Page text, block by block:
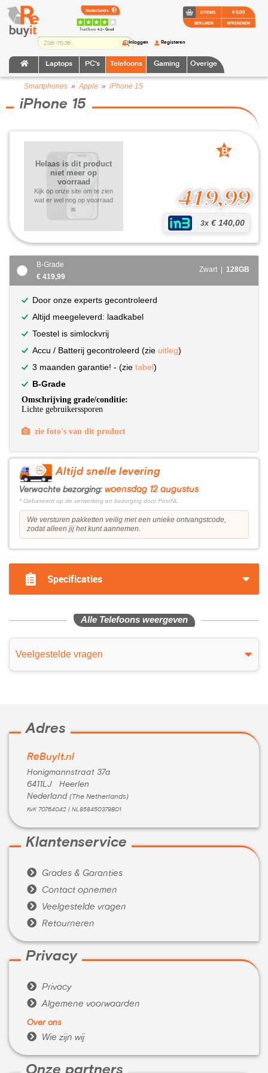
TrustScore:4.2 • Goed
Laptops PC's Telefoons Gaming Overige
Inloggen Registeren
0 ITEMS
BEKIJKEN
€ 0,00
AFREKENEN
Smartphones »Apple » iPhone 15
iPhone 15
419,99
3x € 140,00
Helaas is dit product
niet meer op
voorraad
Kijk op onze site om te zien
wat er wel nog op voorraad
is
B
B-Grade
€ 419,99
Zwart | 128GB
Door onze experts gecontroleerd
Altijd meegeleverd: laadkabel
Toestel is simlockvrij
Accu / Batterij gecontroleerd (zie uitleg)
3 maanden garantie! - (zie tabel)
B-Grade
Omschrijving grade/conditie:
Lichte gebruikerssporen
zie foto's van dit product
Altijd snelle levering
Verwachte bezorging: woensdag 12 augustus
* Gebaseerd op de verwerking en bezorging door PostNL.
We versturen pakketten veilig met een unieke ontvangstcode,
zodat alleen jij het kunt aannemen.
Specificaties
Alle Telefoons weergeven
Veelgestelde vragen
Adres
ReBuyIt.nl
Honigmannstraat 37a
6411LJ Heerlen
Nederland (The Netherlands)
KvK 70764042 | NL858450379B01
Klantenservice
 Grades & Garanties
 Contact opnemen
 Veelgestelde vragen
 Retourneren
Privacy
 Privacy
 Algemene voorwaarden
Over ons
 Wie zijn wij